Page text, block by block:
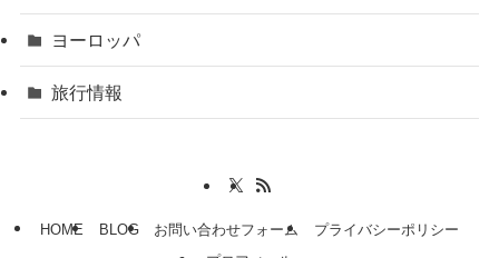
ヨーロッパ
旅行情報
HOME BLOG お問い合わせフォーム
プライバシーポリシー